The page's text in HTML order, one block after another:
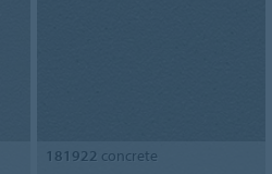
181922 concrete